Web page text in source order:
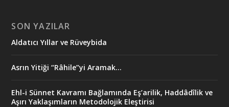
SON YAZILAR
Aldatıcı Yıllar ve Rüveybida
Asrın Yitiği “Râhile”yi Aramak…
Ehl-i Sünnet Kavramı Bağlamında Eş’arilik, Haddâdîlik ve
Aşırı Yaklaşımların Metodolojik Eleştirisi